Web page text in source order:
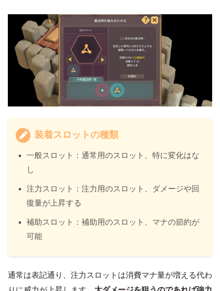
装着スロットの種類
一般スロット：通常用のスロット、特に変化はな
し
注力スロット：注力用のスロット、ダメージや回
復量が上昇する
補助スロット：補助用のスロット、マナの節約が
可能
通常は表記通り、注力スロットは消費マナ量が増える代わ